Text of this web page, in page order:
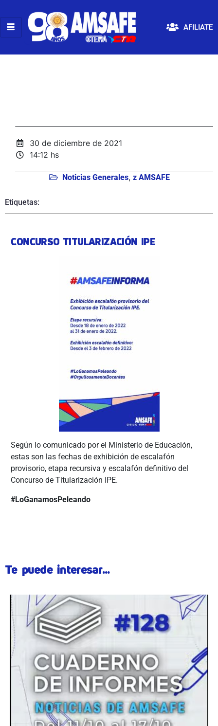
AFILIATE
30 de diciembre de 2021
14:12 hs
Noticias Generales, z AMSAFE
Etiquetas:
CONCURSO TITULARIZACIÓN IPE
Según lo comunicado por el Ministerio de Educación,
estas son las fechas de exhibición de escalafón
provisorio, etapa recursiva y escalafón definitivo del
Concurso de Titularización IPE.
#LoGanamosPeleando
Te puede interesar...